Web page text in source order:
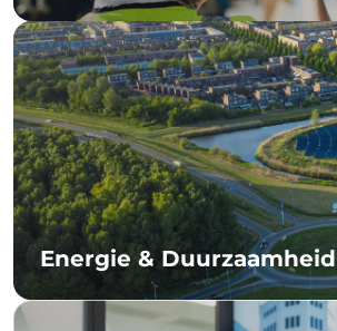
Energie & Duurzaamheid